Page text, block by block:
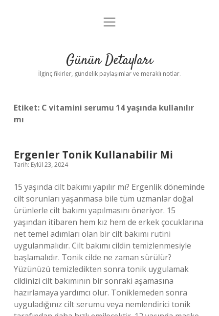
Gizlilik Politikası
Yasal Uyarı
menüyü
Günün Detayları
İlginç fikirler, gündelik paylaşımlar ve meraklı notlar.
Etiket: C vitamini serumu 14 yaşında kullanılır
mı
Ergenler Tonik Kullanabilir Mi
Tarih: Eylül 23, 2024
15 yaşında cilt bakımı yapılır mı? Ergenlik döneminde
cilt sorunları yaşanmasa bile tüm uzmanlar doğal
ürünlerle cilt bakımı yapılmasını öneriyor. 15
yaşından itibaren hem kız hem de erkek çocuklarına
net temel adımları olan bir cilt bakımı rutini
uygulanmalıdır. Cilt bakımı cildin temizlenmesiyle
başlamalıdır. Tonik cilde ne zaman sürülür?
Yüzünüzü temizledikten sonra tonik uygulamak
cildinizi cilt bakımının bir sonraki aşamasına
hazırlamaya yardımcı olur. Toniklemeden sonra
uyguladığınız cilt serumu veya nemlendirici tonik